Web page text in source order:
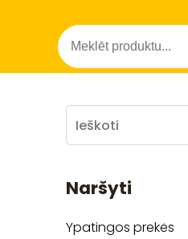
Naršyti
Ypatingos prekės